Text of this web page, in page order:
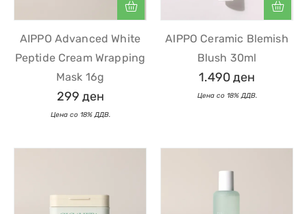
AIPPO Advanced White
Peptide Cream Wrapping
Mask 16g
299 ден
AIPPO Ceramic Blemish
Blush 30ml
1.490ден